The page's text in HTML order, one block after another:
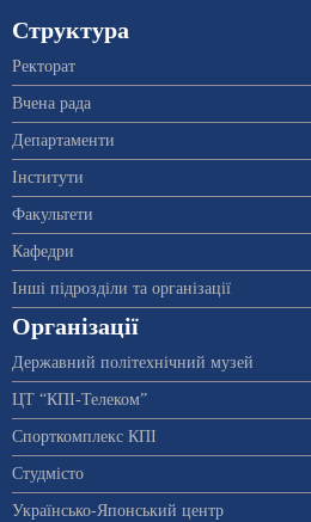
Структура
Ректорат
Вчена рада
Департаменти
Інститути
Факультети
Кафедри
Інші підрозділи та організації
Організації
Державний політехнічний музей
ЦТ “КПІ-Телеком”
Спорткомплекс КПІ
Студмісто
Українсько-Японський центр